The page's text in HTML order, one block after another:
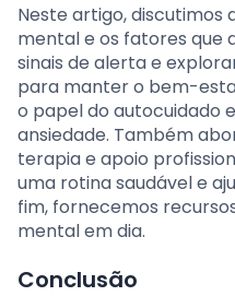
Neste artigo, discutimos
mental e os fatores que
sinais de alerta e
para manter o bem-
o papel do autocuidado
ansiedade. Também
terapia e apoio
uma rotina saudável e
fim, fornecemos
mental em dia.
Conclusão